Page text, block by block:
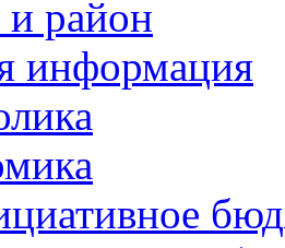
район
информация